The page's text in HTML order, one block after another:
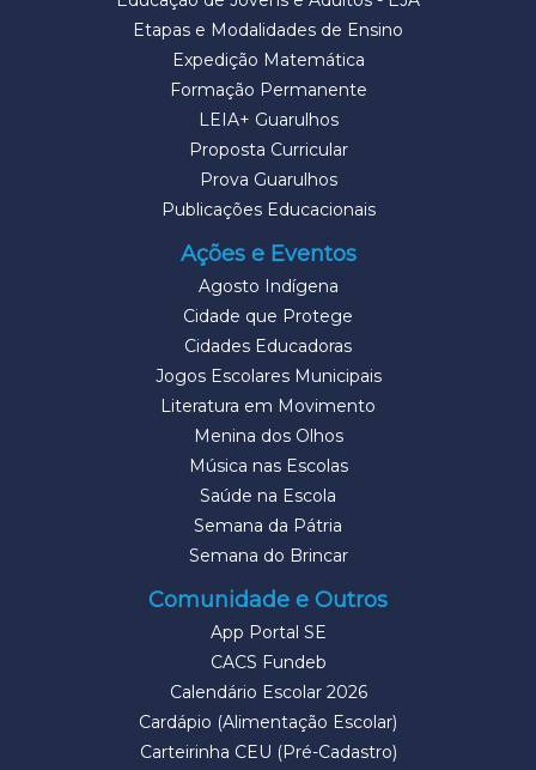
Etapas e Modalidades de Ensino
Expedição Matemática
Formação Permanente
LEIA+ Guarulhos
Proposta Curricular
Prova Guarulhos
Publicações Educacionais
Ações e Eventos
Agosto Indígena
Cidade que Protege
Cidades Educadoras
Jogos Escolares Municipais
Literatura em Movimento
Menina dos Olhos
Música nas Escolas
Saúde na Escola
Semana da Pátria
Semana do Brincar
Comunidade e Outros
App Portal SE
CACS Fundeb
Calendário Escolar 2026
Cardápio (Alimentação Escolar)
Carteirinha CEU (Pré-Cadastro)